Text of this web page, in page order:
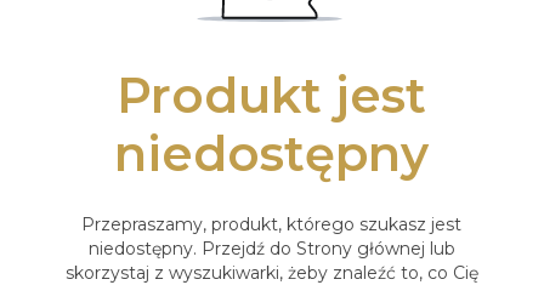
Produkt jest
niedostępny
Przepraszamy, produkt, którego szukasz jest
niedostępny. Przejdź do Strony głównej lub
skorzystaj z wyszukiwarki, żeby znaleźć to, co Cię